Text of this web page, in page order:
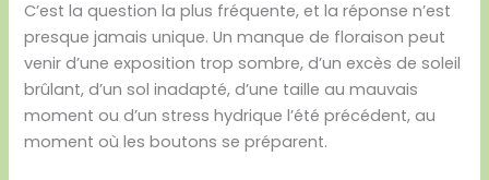
C’est la question la plus fréquente, et la réponse n’est
presque jamais unique. Un manque de floraison peut
venir d’une exposition trop sombre, d’un excès de soleil
brûlant, d’un sol inadapté, d’une taille au mauvais
moment ou d’un stress hydrique l’été précédent, au
moment où les boutons se préparent.